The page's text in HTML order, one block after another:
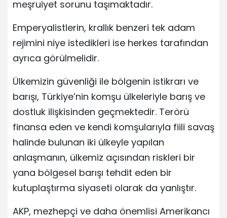
meşruiyet sorunu taşımaktadır.
Emperyalistlerin, krallık benzeri tek adam
rejimini niye istedikleri ise herkes tarafından
ayrıca görülmelidir.
Ülkemizin güvenliği ile bölgenin istikrarı ve
barışı, Türkiye’nin komşu ülkeleriyle barış ve
dostluk ilişkisinden geçmektedir. Terörü
finansa eden ve kendi komşularıyla fiili savaş
halinde bulunan iki ülkeyle yapılan
anlaşmanın, ülkemiz açısından riskleri bir
yana bölgesel barışı tehdit eden bir
kutuplaştırma siyaseti olarak da yanlıştır.
AKP, mezhepçi ve daha önemlisi Amerikancı